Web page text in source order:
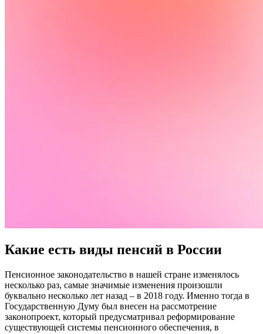
Какие есть виды пенсий в России
Пенсионное законодательство в нашей стране изменялось
несколько раз, самые значимые изменения произошли
буквально несколько лет назад – в 2018 году. Именно тогда в
Государственную Думу был внесен на рассмотрение
законопроект, который предусматривал реформирование
существующей системы пенсионного обеспечения, в